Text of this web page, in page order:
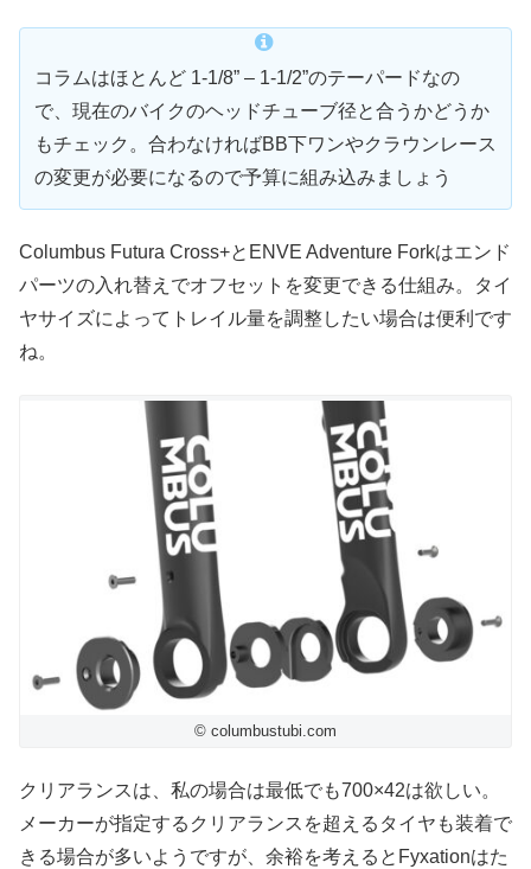
コラムはほとんど 1-1/8” – 1-1/2”のテーパードなの
で、現在のバイクのヘッドチューブ径と合うかどうか
もチェック。合わなければBB下ワンやクラウンレース
の変更が必要になるので予算に組み込みましょう
Columbus Futura Cross+とENVE Adventure Forkはエンド
パーツの入れ替えでオフセットを変更できる仕組み。タイ
ヤサイズによってトレイル量を調整したい場合は便利です
ね。
© columbustubi.com
クリアランスは、私の場合は最低でも700×42は欲しい。
メーカーが指定するクリアランスを超えるタイヤも装着で
きる場合が多いようですが、余裕を考えるとFyxationはた